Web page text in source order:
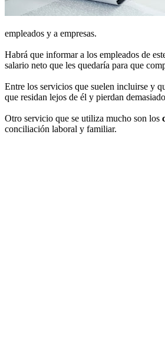
empleados y a empresas.
Habrá que informar a los empleados de
salario neto que les quedaría para que
Entre los servicios que suelen incluirse y
que residan lejos de él y pierdan
Otro servicio que se utiliza mucho son los
conciliación laboral y familiar.